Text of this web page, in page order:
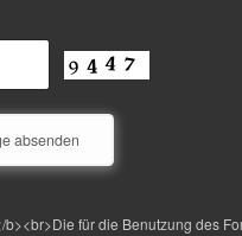
b><br>Die für die Benutzung des